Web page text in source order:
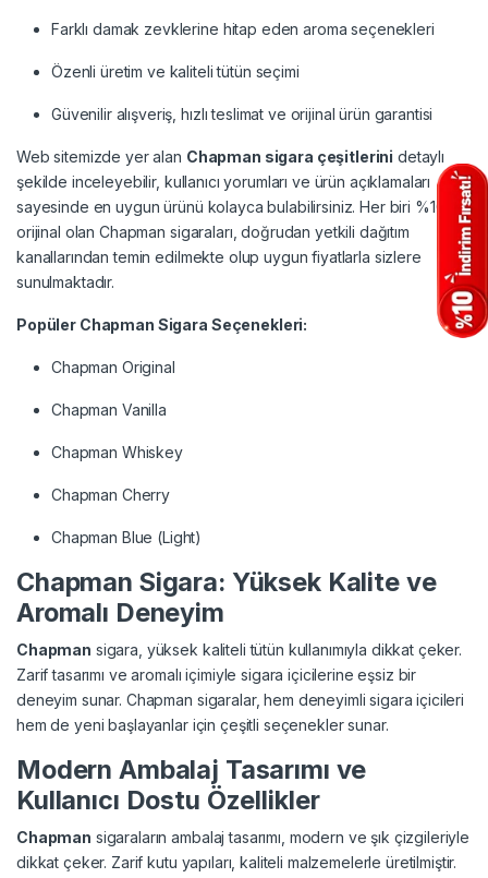
Farklı damak zevklerine hitap eden aroma seçenekleri
Özenli üretim ve kaliteli tütün seçimi
Güvenilir alışveriş, hızlı teslimat ve orijinal ürün garantisi
Web sitemizde yer alan Chapman sigara çeşitlerini detaylı
şekilde inceleyebilir, kullanıcı yorumları ve ürün açıklamaları
sayesinde en uygun ürünü kolayca bulabilirsiniz. Her biri %100
orijinal olan Chapman sigaraları, doğrudan yetkili dağıtım
kanallarından temin edilmekte olup uygun fiyatlarla sizlere
sunulmaktadır.
Popüler Chapman Sigara Seçenekleri:
Chapman Original
Chapman Vanilla
Chapman Whiskey
Chapman Cherry
Chapman Blue (Light)
Chapman Sigara: Yüksek Kalite ve
Aromalı Deneyim
Chapman sigara, yüksek kaliteli tütün kullanımıyla dikkat çeker.
Zarif tasarımı ve aromalı içimiyle sigara içicilerine eşsiz bir
deneyim sunar. Chapman sigaralar, hem deneyimli sigara içicileri
hem de yeni başlayanlar için çeşitli seçenekler sunar.
Modern Ambalaj Tasarımı ve
Kullanıcı Dostu Özellikler
Chapman sigaraların ambalaj tasarımı, modern ve şık çizgileriyle
dikkat çeker. Zarif kutu yapıları, kaliteli malzemelerle üretilmiştir.